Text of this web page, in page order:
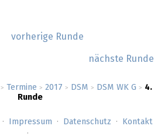
> Termine > 2017 > DSM > DSM WK G > 4.
Runde
vorherige Runde
nächste Runde
Impressum Datenschutz Kontakt